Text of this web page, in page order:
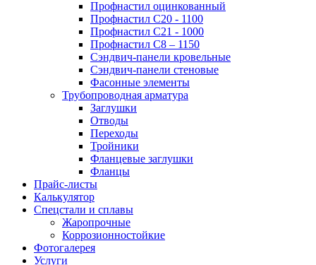
Профнастил оцинкованный
Профнастил С20 - 1100
Профнастил С21 - 1000
Профнастил С8 – 1150
Сэндвич-панели кровельные
Сэндвич-панели стеновые
Фасонные элементы
Трубопроводная арматура
Заглушки
Отводы
Переходы
Тройники
Фланцевые заглушки
Фланцы
Прайс-листы
Калькулятор
Спецстали и сплавы
Жаропрочные
Коррозионностойкие
Фотогалерея
Услуги